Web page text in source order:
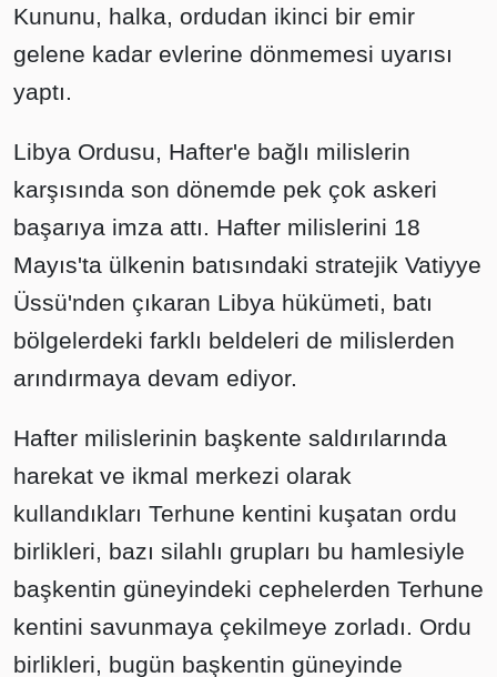
Kununu, halka, ordudan ikinci bir emir
gelene kadar evlerine dönmemesi uyarısı
yaptı.
Libya Ordusu, Hafter'e bağlı milislerin
karşısında son dönemde pek çok askeri
başarıya imza attı. Hafter milislerini 18
Mayıs'ta ülkenin batısındaki stratejik Vatiyye
Üssü'nden çıkaran Libya hükümeti, batı
bölgelerdeki farklı beldeleri de milislerden
arındırmaya devam ediyor.
Hafter milislerinin başkente saldırılarında
harekat ve ikmal merkezi olarak
kullandıkları Terhune kentini kuşatan ordu
birlikleri, bazı silahlı grupları bu hamlesiyle
başkentin güneyindeki cephelerden Terhune
kentini savunmaya çekilmeye zorladı. Ordu
birlikleri, bugün başkentin güneyinde